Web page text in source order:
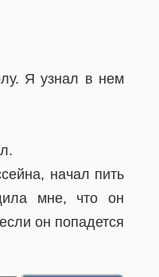
Я узнал в нем
начал пить
мне, что он
он попадется